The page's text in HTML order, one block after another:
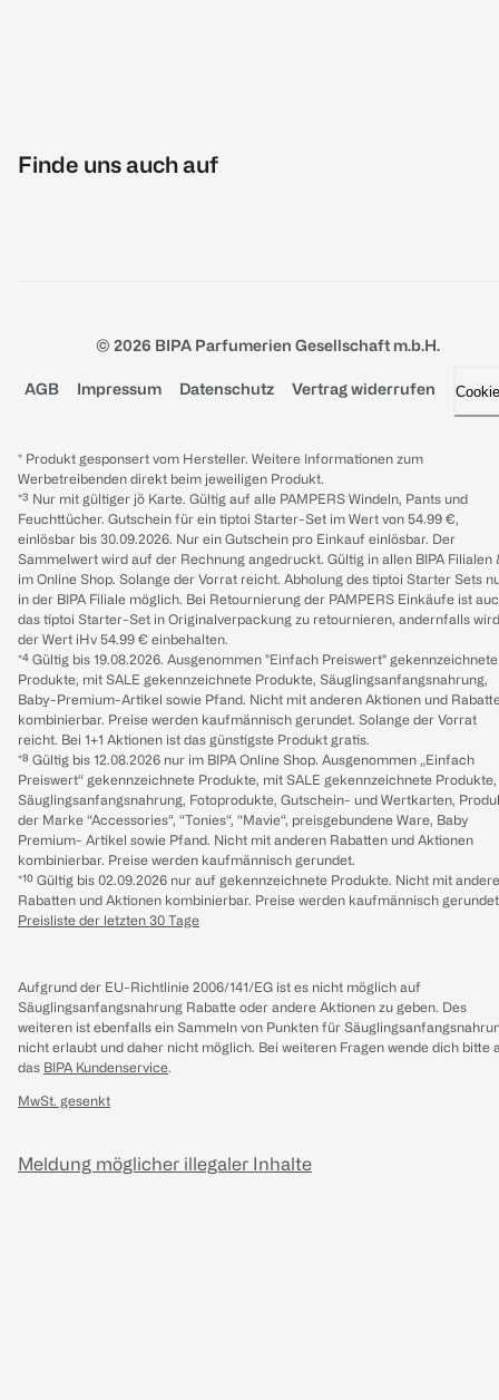
Finde uns auch auf
© 2026 BIPA Parfumerien Gesellschaft m.b.H.
AGB Impressum Datenschutz Vertrag widerrufen
* Produkt gesponsert vom Hersteller. Weitere Informationen zum
Werbetreibenden direkt beim jeweiligen Produkt.
*³ Nur mit gültiger jö Karte. Gültig auf alle PAMPERS Windeln, Pants und
Feuchttücher. Gutschein für ein tiptoi Starter-Set im Wert von 54.99 €,
einlösbar bis 30.09.2026. Nur ein Gutschein pro Einkauf einlösbar. Der
Sammelwert wird auf der Rechnung angedruckt. Gültig in allen BIPA Filialen
im Online Shop. Solange der Vorrat reicht. Abholung des tiptoi Starter Sets
in der BIPA Filiale möglich. Bei Retournierung der PAMPERS Einkäufe ist
das tiptoi Starter-Set in Originalverpackung zu retournieren, andernfalls wird
der Wert iHv 54.99 € einbehalten.
*⁴ Gültig bis 19.08.2026. Ausgenommen "Einfach Preiswert" gekennzeichnete
Produkte, mit SALE gekennzeichnete Produkte, Säuglingsanfangsnahrung,
Baby-Premium-Artikel sowie Pfand. Nicht mit anderen Aktionen und
kombinierbar. Preise werden kaufmännisch gerundet. Solange der Vorrat
reicht. Bei 1+1 Aktionen ist das günstigste Produkt gratis.
*⁸ Gültig bis 12.08.2026 nur im BIPA Online Shop. Ausgenommen „Einfach
Preiswert“ gekennzeichnete Produkte, mit SALE gekennzeichnete Produkte,
Säuglingsanfangsnahrung, Fotoprodukte, Gutschein- und Wertkarten,
der Marke “Accessories“, “Tonies“, “Mavie“, preisgebundene Ware, Baby
Premium- Artikel sowie Pfand. Nicht mit anderen Rabatten und Aktionen
kombinierbar. Preise werden kaufmännisch gerundet.
*¹⁰ Gültig bis 02.09.2026 nur auf gekennzeichnete Produkte. Nicht mit
Rabatten und Aktionen kombinierbar. Preise werden kaufmännisch
Preisliste der letzten 30 Tage
Aufgrund der EU-Richtlinie 2006/141/EG ist es nicht möglich auf
Säuglingsanfangsnahrung Rabatte oder andere Aktionen zu geben. Des
weiteren ist ebenfalls ein Sammeln von Punkten für
nicht erlaubt und daher nicht möglich. Bei weiteren Fragen wende dich bitte
das BIPA Kundenservice.
MwSt. gesenkt
Meldung möglicher illegaler Inhalte